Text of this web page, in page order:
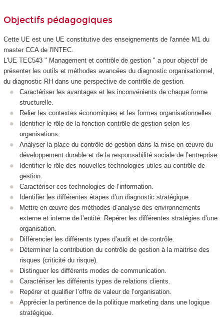
Objectifs pédagogiques
Cette UE est une UE constitutive des enseignements de l'année M1 du
master CCA de l'INTEC.
L'UE TEC543 " Management et contrôle de gestion " a pour objectif de
présenter les outils et méthodes avancées du diagnostic organisationnel,
du diagnostic RH dans une perspective de contrôle de gestion.
Caractériser les avantages et les inconvénients de chaque forme
structurelle.
Relier les contextes économiques et les formes organisationnelles.
Identifier le rôle de la fonction contrôle de gestion selon les
organisations.
Analyser la place du contrôle de gestion dans la mise en œuvre du
développement durable et de la responsabilité sociale de l’entreprise.
Identifier le rôle des nouvelles technologies utiles au contrôle de
gestion.
Caractériser ces technologies de l’information.
Identifier les différentes étapes d’un diagnostic stratégique.
Mettre en œuvre des méthodes d’analyse des environnements
externe et interne de l’entité. Repérer les différentes stratégies d’une
organisation.
Différencier les différents types d’audit et de contrôle.
Déterminer la contribution du contrôle de gestion à la maitrise des
risques (criticité du risque).
Distinguer les différents modes de communication.
Caractériser les différents types de relations clients.
Repérer et qualifier l’offre de valeur de l’organisation.
Apprécier la pertinence de la politique marketing dans une logique
stratégique.